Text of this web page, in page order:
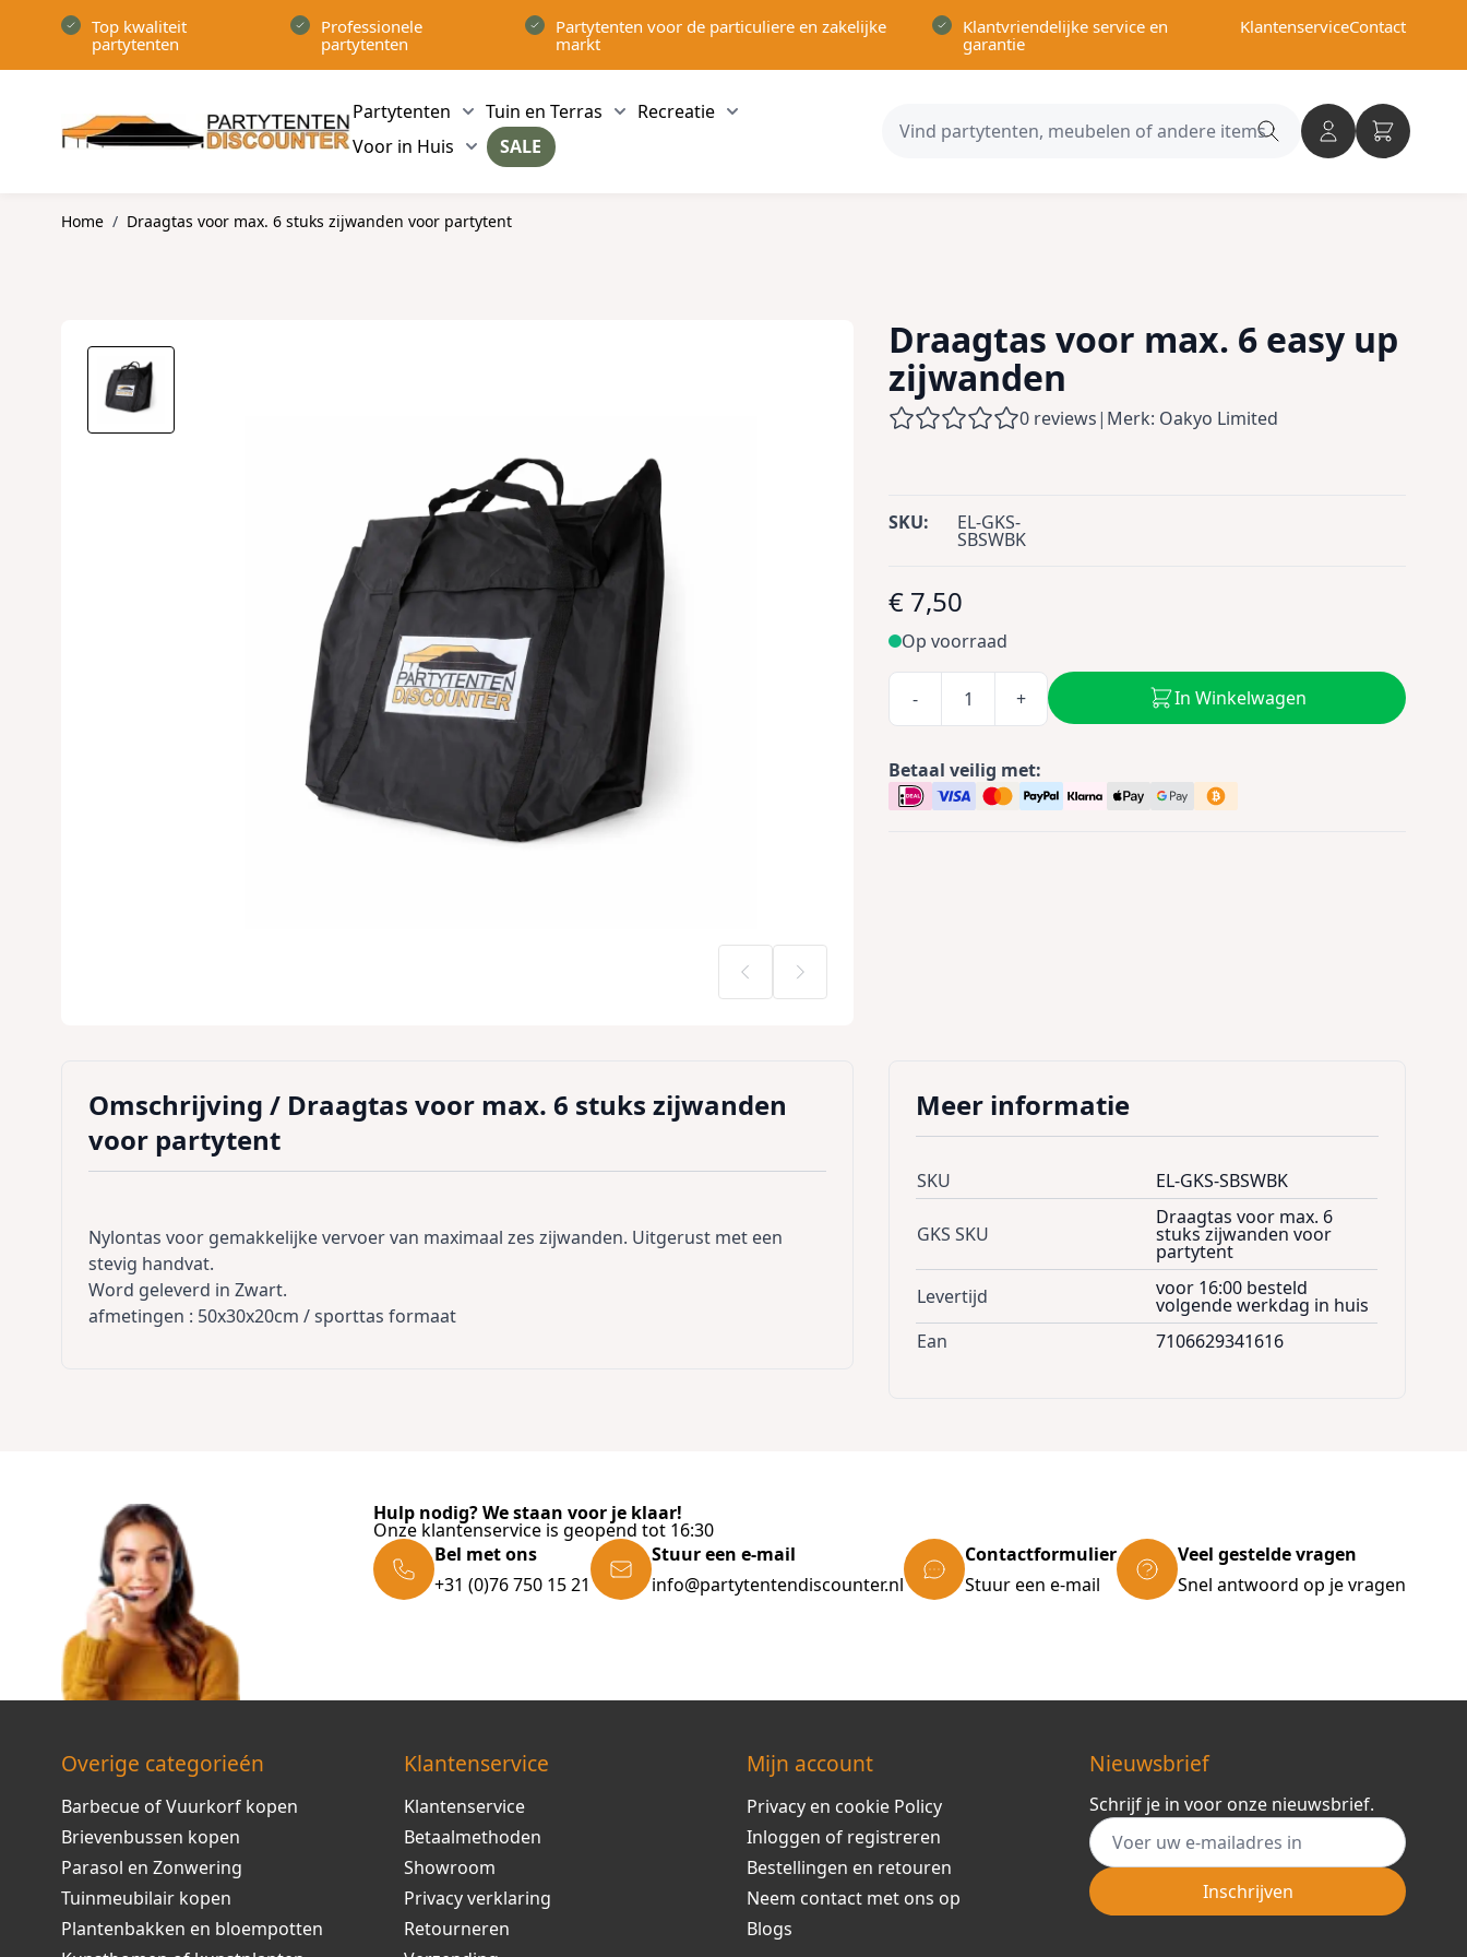
Top kwaliteit
partytenten
Professionele
partytenten
Partytenten voor de particuliere en zakelijke
markt
Klantvriendelijke service en
garantie
KlantenserviceContact
Partytenten
Show submenu for Partytenten category
Tuin en Terras
Show submenu for Tuin en Terras category
Recreatie
Show submenu for Recreatie category
Voor in Huis
Show submenu for Voor in Huis category
SALE
Search
Home / Draagtas voor max. 6 stuks zijwanden voor partytent
Draagtas voor max. 6 easy up
zijwanden
0 reviews| Merk: Oakyo Limited
SKU: EL-GKS-
SBSWBK
€ 7,50
Op voorraad
- + In Winkelwagen
Betaal veilig met:
Omschrijving / Draagtas voor max. 6 stuks zijwanden
voor partytent
Nylontas voor gemakkelijke vervoer van maximaal zes zijwanden. Uitgerust met een
stevig handvat.
Word geleverd in Zwart.
afmetingen : 50x30x20cm / sporttas formaat
Meer informatie
SKU EL-GKS-SBSWBK
GKS SKU
Draagtas voor max. 6
stuks zijwanden voor
partytent
Levertijd
voor 16:00 besteld
volgende werkdag in huis
Ean
7106629341616
Hulp nodig? We staan voor je klaar!
Onze klantenservice is geopend tot 16:30
Bel met ons
+31 (0)76 750 15 21
Stuur een e-mail
info@partytentendiscounter.nl
Contactformulier
Stuur een e-mail
Veel gestelde vragen
Snel antwoord op je vragen
Overige categorieén
Barbecue of Vuurkorf kopen
Brievenbussen kopen
Parasol en Zonwering
Tuinmeubilair kopen
Plantenbakken en bloempotten
Klantenservice
Klantenservice
Betaalmethoden
Showroom
Privacy verklaring
Retourneren
Mijn account
Privacy en cookie Policy
Inloggen of registreren
Bestellingen en retouren
Neem contact met ons op
Blogs
Nieuwsbrief
Schrijf je in voor onze nieuwsbrief.
E-mail adres
Inschrijven